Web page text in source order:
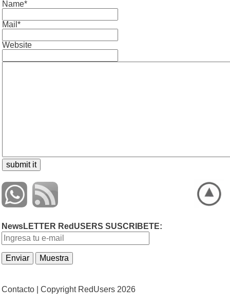
Name*
Mail*
Website
NewsLETTER RedUSERS SUSCRIBETE:
Contacto | Copyright RedUsers 2026